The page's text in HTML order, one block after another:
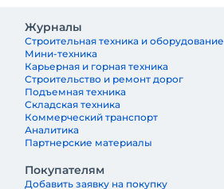
Журналы
Строительная техника и оборудование
Мини-техника
Карьерная и горная техника
Строительство и ремонт дорог
Подъемная техника
Складская техника
Коммерческий транспорт
Аналитика
Партнерские материалы
Покупателям
Добавить заявку на покупку